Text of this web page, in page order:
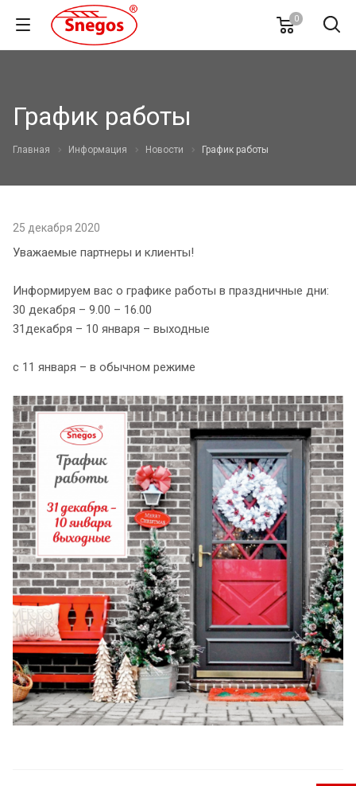
0
График работы
Главная Информация Новости График работы
25 декабря 2020
Уважаемые партнеры и клиенты!
Информируем вас о графике работы в праздничные дни:
30 декабря – 9.00 – 16.00
31декабря – 10 января – выходные
с 11 января – в обычном режиме